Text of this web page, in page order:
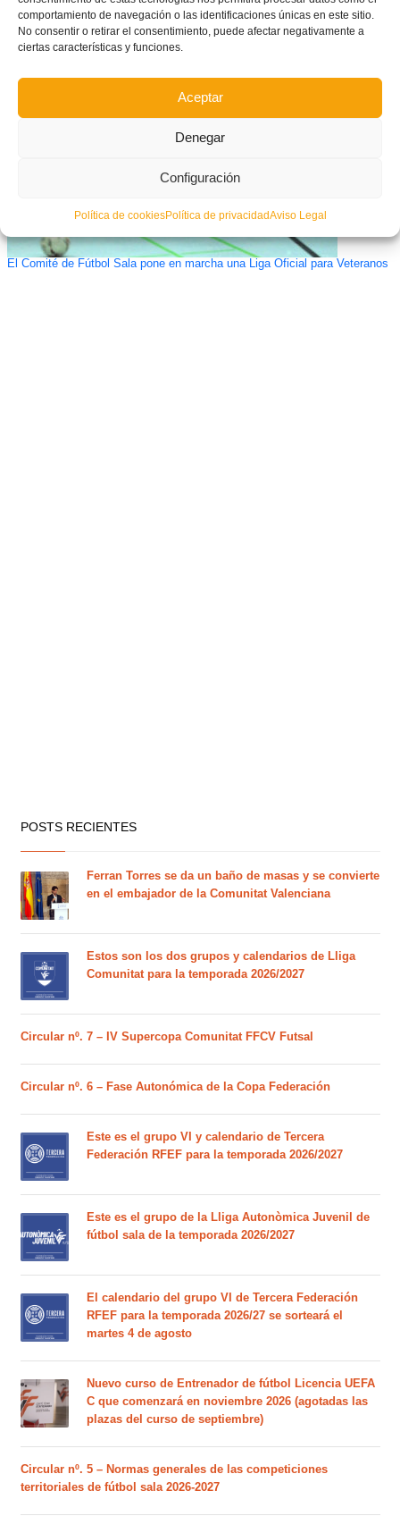
comportamiento de navegación o las identificaciones únicas en este sitio.
No consentir o retirar el consentimiento, puede afectar negativamente a
ciertas características y funciones.
Aceptar
Denegar
Configuración
Política de cookiesPolítica de privacidadAviso Legal
Segorbe se vuelca con las Selecciones de Fútbol Sala
El Comité de Fútbol Sala pone en marcha una Liga Oficial para Veteranos
POSTS RECIENTES
Ferran Torres se da un baño de masas y se convierte
en el embajador de la Comunitat Valenciana
Estos son los dos grupos y calendarios de Lliga
Comunitat para la temporada 2026/2027
Circular nº. 7 – IV Supercopa Comunitat FFCV Futsal
Circular nº. 6 – Fase Autonómica de la Copa Federación
Este es el grupo VI y calendario de Tercera
Federación RFEF para la temporada 2026/2027
Este es el grupo de la Lliga Autonòmica Juvenil de
fútbol sala de la temporada 2026/2027
El calendario del grupo VI de Tercera Federación
RFEF para la temporada 2026/27 se sorteará el
martes 4 de agosto
Nuevo curso de Entrenador de fútbol Licencia UEFA
C que comenzará en noviembre 2026 (agotadas las
plazas del curso de septiembre)
Circular nº. 5 – Normas generales de las competiciones
territoriales de fútbol sala 2026-2027